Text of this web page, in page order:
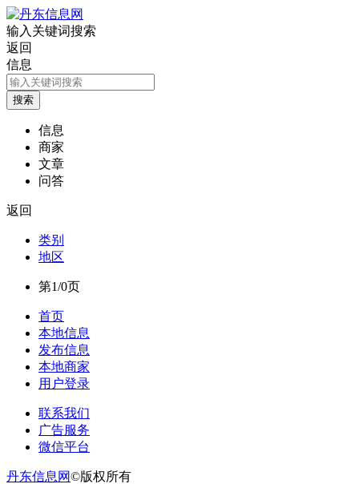
输入关键词搜索
返回
信息
信息
商家
文章
问答
返回
类别
地区
第1/0页
首页
本地信息
发布信息
本地商家
用户登录
联系我们
广告服务
微信平台
丹东信息网©版权所有